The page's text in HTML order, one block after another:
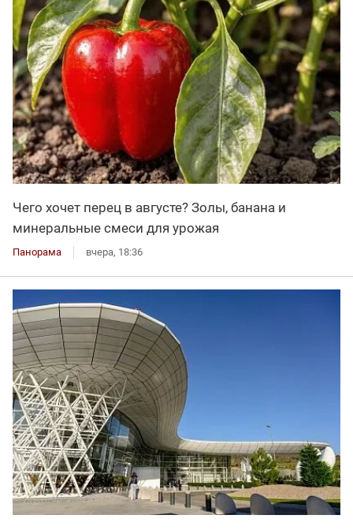
Чего хочет перец в августе? Золы, банана и
минеральные смеси для урожая
Панорама вчера, 18:36